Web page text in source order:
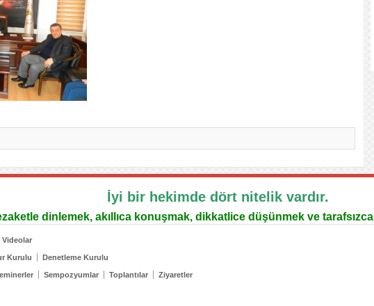
İyi bir hekimde dört nitelik vardır.
dinlemek, akıllıca konuşmak, dikkatlice düşünmek ve
Videolar
Kurulu Denetleme Kurulu
Sempozyumlar Toplantılar Ziyaretler